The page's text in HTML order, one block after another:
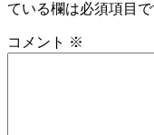
ている欄は必須項目で
コメント ※